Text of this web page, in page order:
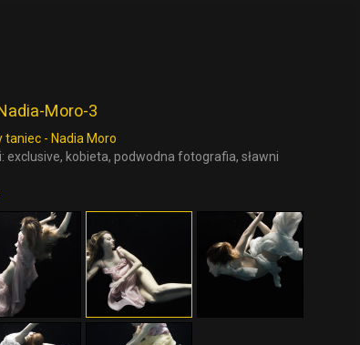
Moro-3
taniec - Nadia Moro
exclusive, kobieta, podwodna fotografia, sławni